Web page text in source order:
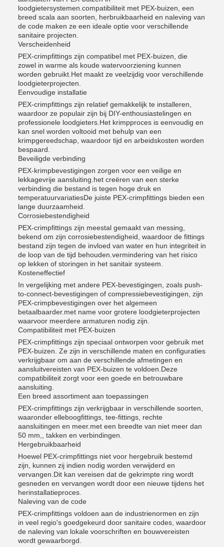
loodgietersystemen.compatibiliteit met PEX-buizen, een
breed scala aan soorten, herbruikbaarheid en naleving van
de code maken ze een ideale optie voor verschillende
sanitaire projecten.
Verscheidenheid
PEX-crimpfittings zijn compatibel met PEX-buizen, die
zowel in warme als koude watervoorziening kunnen
worden gebruikt.Het maakt ze veelzijdig voor verschillende
loodgieterprojecten.
Eenvoudige installatie
PEX-crimpfittings zijn relatief gemakkelijk te installeren,
waardoor ze populair zijn bij DIY-enthousiastelingen en
professionele loodgieters.Het krimpproces is eenvoudig en
kan snel worden voltooid met behulp van een
krimpgereedschap, waardoor tijd en arbeidskosten worden
bespaard.
Beveiligde verbinding
PEX-krimpbevestigingen zorgen voor een veilige en
lekkagevrije aansluiting.het creëren van een sterke
verbinding die bestand is tegen hoge druk en
temperatuurvariatiesDe juiste PEX-crimpfittings bieden een
lange duurzaamheid.
Corrosiebestendigheid
PEX-crimpfittings zijn meestal gemaakt van messing,
bekend om zijn corrosiebestendigheid, waardoor de fittings
bestand zijn tegen de invloed van water en hun integriteit in
de loop van de tijd behouden.vermindering van het risico
op lekken of storingen in het sanitair systeem.
Kosteneffectief
In vergelijking met andere PEX-bevestigingen, zoals push-
to-connect-bevestigingen of compressiebevestigingen, zijn
PEX-crimpbevestigingen over het algemeen
betaalbaarder.met name voor grotere loodgieterprojecten
waarvoor meerdere armaturen nodig zijn.
Compatibiliteit met PEX-buizen
PEX-crimpfittings zijn speciaal ontworpen voor gebruik met
PEX-buizen. Ze zijn in verschillende maten en configuraties
verkrijgbaar om aan de verschillende afmetingen en
aansluitvereisten van PEX-buizen te voldoen.Deze
compatibiliteit zorgt voor een goede en betrouwbare
aansluiting.
Een breed assortiment aan toepassingen
PEX-crimpfittings zijn verkrijgbaar in verschillende soorten,
waaronder elleboogfittings, tee-fittings, rechte
aansluitingen en meer.met een breedte van niet meer dan
50 mm,, takken en verbindingen.
Hergebruikbaarheid
Hoewel PEX-crimpfittings niet voor hergebruik bestemd
zijn, kunnen zij indien nodig worden verwijderd en
vervangen.Dit kan vereisen dat de gekrimpte ring wordt
gesneden en vervangen wordt door een nieuwe tijdens het
herinstallatieproces.
Naleving van de code
PEX-crimpfittings voldoen aan de industrienormen en zijn
in veel regio's goedgekeurd door sanitaire codes, waardoor
de naleving van lokale voorschriften en bouwvereisten
wordt gewaarborgd.